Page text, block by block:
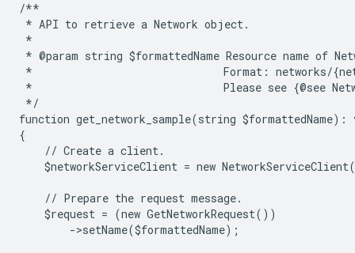
/**
* API to retrieve a Network object.
*
* @param string $formattedName Resource name of
*                              Format: networks/
*                              Please see {@see
*/
function get_network_sample(string $formattedName):
{
    // Create a client.
$networkServiceClient = new
    // Prepare the request message.
    $request = (new GetNetworkRequest())
        ->setName($formattedName);